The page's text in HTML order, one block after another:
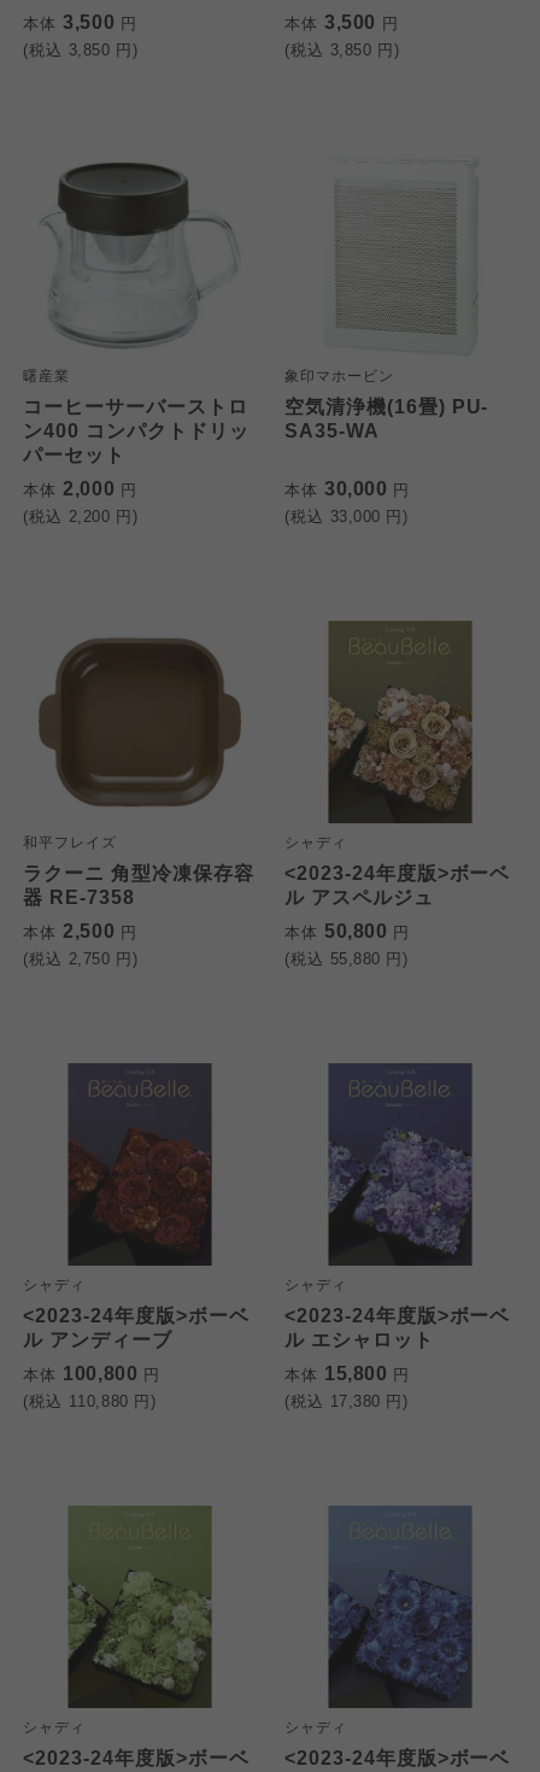
本体 3,500 円
(税込 3,850 円)
本体 3,500 円
(税込 3,850 円)
曙産業
コーヒーサーバーストロ
ン400 コンパクトドリッ
パーセット
本体 2,000 円
(税込 2,200 円)
象印マホービン
空気清浄機(16畳) PU-
SA35-WA
本体 30,000 円
(税込 33,000 円)
和平フレイズ
ラクーニ 角型冷凍保存容
器 RE-7358
本体 2,500 円
(税込 2,750 円)
シャディ
<2023-24年度版>ボーベ
ル アスペルジュ
本体 50,800 円
(税込 55,880 円)
シャディ
<2023-24年度版>ボーベ
ル アンディーブ
本体 100,800 円
(税込 110,880 円)
シャディ
<2023-24年度版>ボーベ
ル エシャロット
本体 15,800 円
(税込 17,380 円)
シャディ
<2023-24年度版>ボーベ
シャディ
<2023-24年度版>ボーベ